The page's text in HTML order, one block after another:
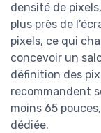
densité de
plus près de
pixels, ce qui
concevoir un
définition des
recommandent
moins 65
dédiée.